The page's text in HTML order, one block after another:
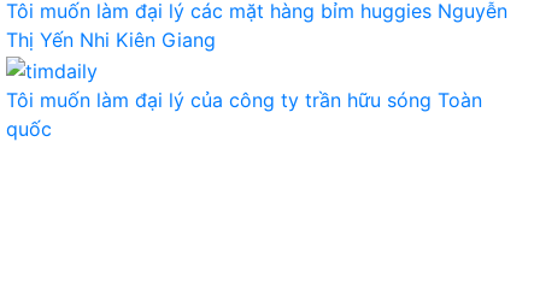
Tôi muốn làm đại lý các mặt hàng bỉm huggies Nguyễn
Thị Yến Nhi Kiên Giang
Tôi muốn làm đại lý của công ty trần hữu sóng Toàn
quốc